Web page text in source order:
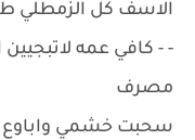
الاسف كل الزمطلي
- - كافي عمه
مصرف
سحبت خشمي واباوع